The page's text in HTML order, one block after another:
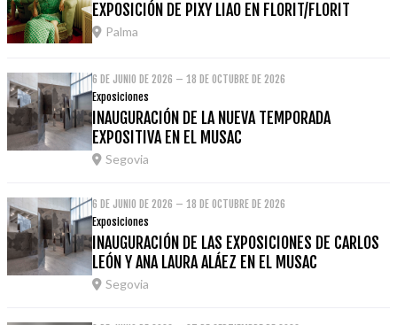
EXPOSICIÓN DE PIXY LIAO EN FLORIT/FLORIT
Palma
6 DE JUNIO DE 2026 – 18 DE OCTUBRE DE 2026
Exposiciones
INAUGURACIÓN DE LA NUEVA TEMPORADA
EXPOSITIVA EN EL MUSAC
Segovia
6 DE JUNIO DE 2026 – 18 DE OCTUBRE DE 2026
Exposiciones
INAUGURACIÓN DE LAS EXPOSICIONES DE CARLOS
LEÓN Y ANA LAURA ALÁEZ EN EL MUSAC
Segovia